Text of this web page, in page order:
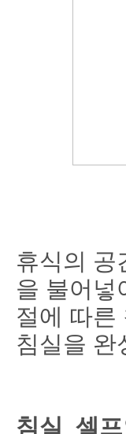
휴식의 공
을 불어넣
절에 따른
침실을 완
침실 셀프